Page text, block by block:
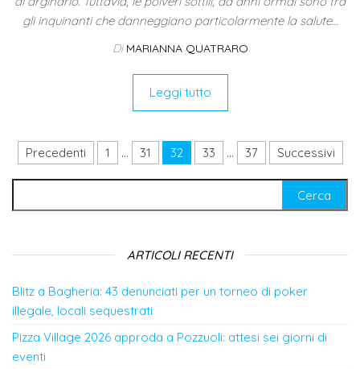
gli inquinanti che danneggiano particolarmente la salute…
Di MARIANNA QUATRARO
Leggi tutto
Paginazione degli articoli
Precedenti 1 … 31 32 33 … 37 Successivi
ARTICOLI RECENTI
Blitz a Bagheria: 43 denunciati per un torneo di poker
illegale, locali sequestrati
Pizza Village 2026 approda a Pozzuoli: attesi sei giorni di
eventi